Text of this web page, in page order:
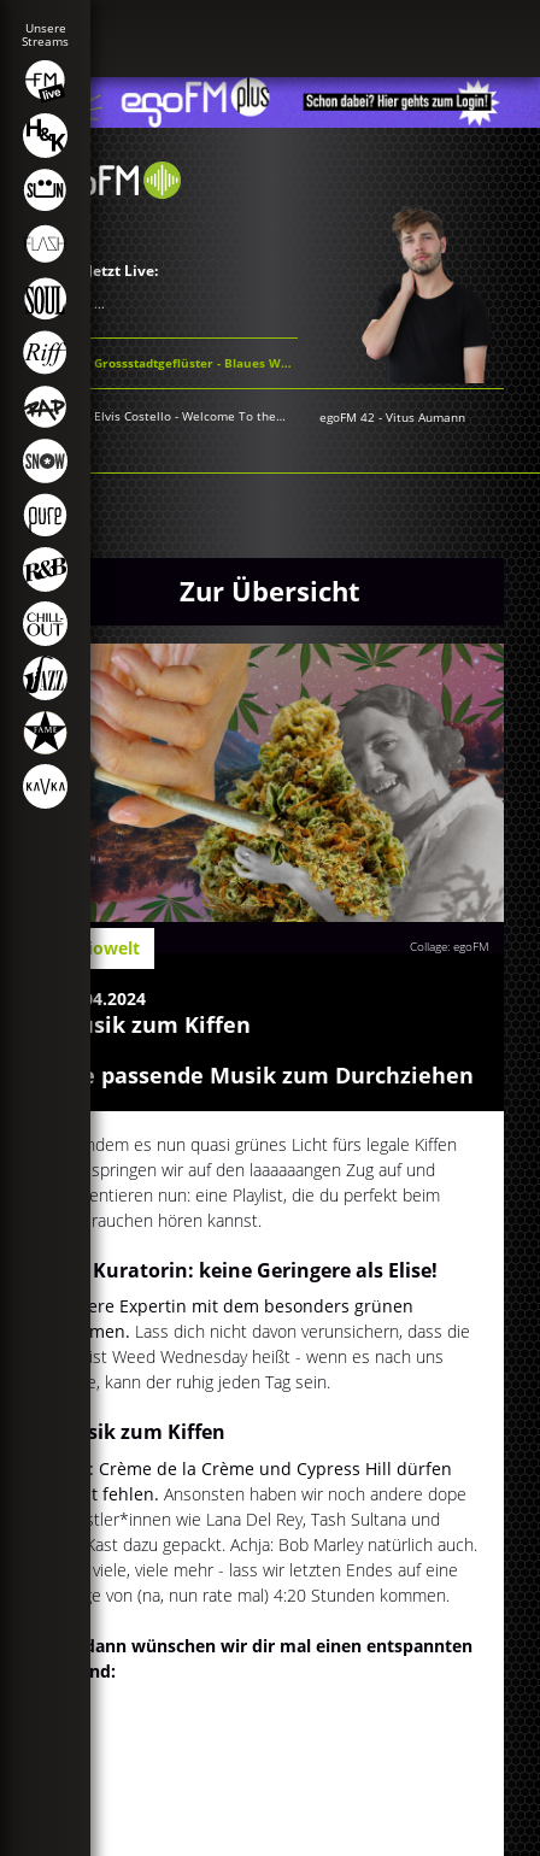
Jetzt Live:
...
Grossstadtgeflüster - Blaues Wunder
Elvis Costello - Welcome To the Working Week egoFM 42 - Vitus Aumann
Zur Übersicht
Collage: egoFM
Radiowelt
20.04.2024
Musik zum Kiffen
Die passende Musik zum Durchziehen
Nachdem es nun quasi grünes Licht fürs legale Kiffen
gab, springen wir auf den laaaaaangen Zug auf und
präsentieren nun: eine Playlist, die du perfekt beim
Grasrauchen hören kannst.
Die Kuratorin: keine Geringere als Elise!
Unsere Expertin mit dem besonders grünen
Daumen. Lass dich nicht davon verunsichern, dass die
Playlist Weed Wednesday heißt - wenn es nach uns
ginge, kann der ruhig jeden Tag sein.
Musik zum Kiffen
Klar: Crème de la Crème und Cypress Hill dürfen
nicht fehlen. Ansonsten haben wir noch andere dope
Künstler*innen wie Lana Del Rey, Tash Sultana und
OutKast dazu gepackt. Achja: Bob Marley natürlich auch.
Und viele, viele mehr - lass wir letzten Endes auf eine
Länge von (na, nun rate mal) 4:20 Stunden kommen.
Na dann wünschen wir dir mal einen entspannten
Abend: